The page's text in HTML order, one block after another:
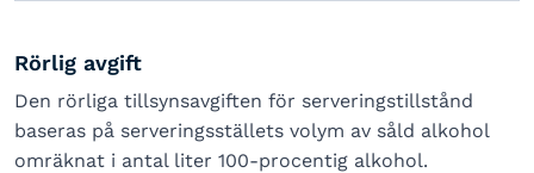
Rörlig avgift
Den rörliga tillsynsavgiften för serveringstillstånd
baseras på serveringsställets volym av såld alkohol
omräknat i antal liter 100-procentig alkohol.